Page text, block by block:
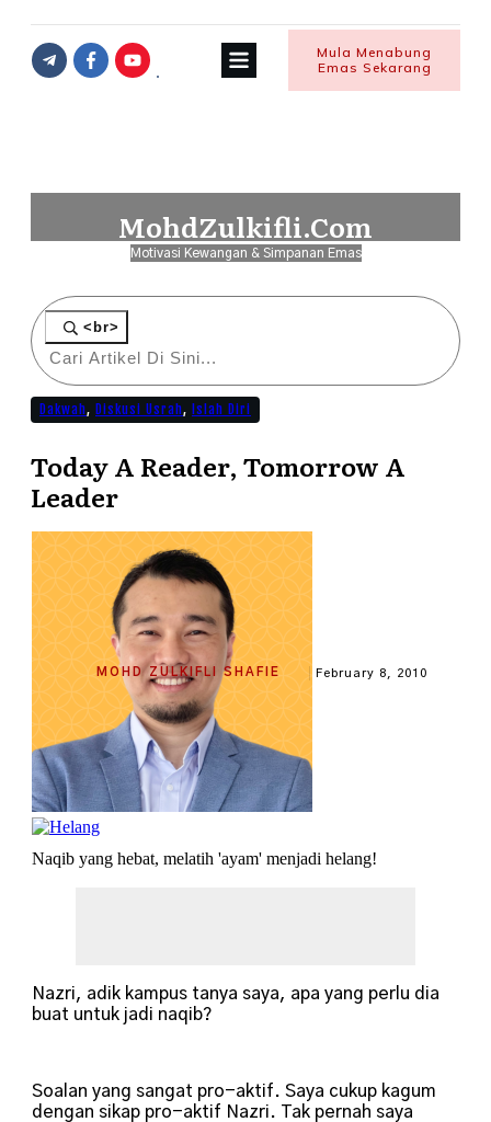
Mula Menabung
Emas Sekarang
MohdZulkifli.Com
Motivasi Kewangan & Simpanan Emas
<br>
Dakwah, Diskusi Usrah, Islah Diri
Today A Reader, Tomorrow A
Leader
MOHD ZULKIFLI SHAFIE February 8, 2010
Naqib yang hebat, melatih 'ayam' menjadi helang!
Nazri, adik kampus tanya saya, apa yang perlu dia
buat untuk jadi naqib?
Soalan yang sangat pro-aktif. Saya cukup kagum
dengan sikap pro-aktif Nazri. Tak pernah saya